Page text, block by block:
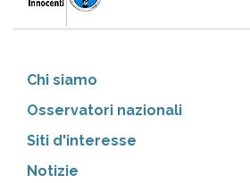
Chi siamo
Osservatori nazionali
Siti d'interesse
Notizie